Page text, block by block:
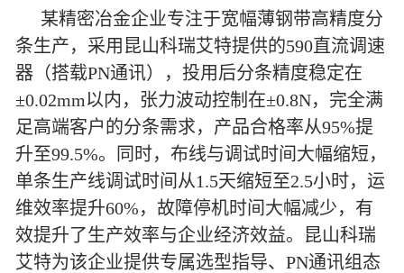
某精密冶金企业专注于宽幅薄钢带高精度分
条生产，采用昆山科瑞艾特提供的590直流调速
器（搭载PN通讯），投用后分条精度稳定在
±0.02mm以内，张力波动控制在±0.8N，完全满
足高端客户的分条需求，产品合格率从95%提
升至99.5%。同时，布线与调试时间大幅缩短，
单条生产线调试时间从1.5天缩短至2.5小时，运
维效率提升60%，故障停机时间大幅减少，有
效提升了生产效率与企业经济效益。昆山科瑞
艾特为该企业提供专属选型指导、PN通讯组态